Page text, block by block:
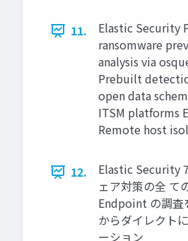
11.
Elastic Security
ransomware
analysis via
Prebuilt
open data
ITSM platforms
Remote host
12.
Elastic Security
ェア対策の全 て
Endpoint の調査
からダイレクト
ーション